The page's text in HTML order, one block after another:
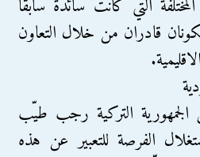
التي كانت سائدة سابقا
قادران من خلال التعاون
التركية رجب طيّب
الفرصة للتعبير عن هذه